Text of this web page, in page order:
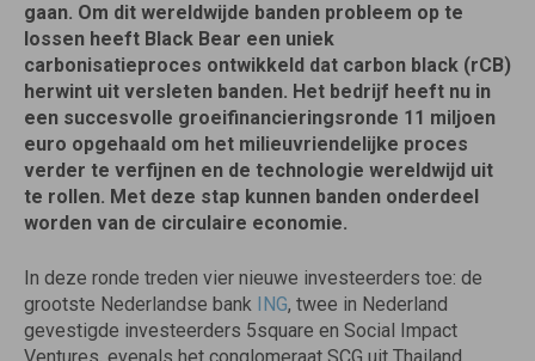
gaan. Om dit wereldwijde banden probleem op te
lossen heeft Black Bear een uniek
carbonisatieproces ontwikkeld dat carbon black (rCB)
herwint uit versleten banden. Het bedrijf heeft nu in
een succesvolle groeifinancieringsronde 11 miljoen
euro opgehaald om het milieuvriendelijke proces
verder te verfijnen en de technologie wereldwijd uit
te rollen. Met deze stap kunnen banden onderdeel
worden van de circulaire economie.
In deze ronde treden vier nieuwe investeerders toe: de
grootste Nederlandse bank ING, twee in Nederland
gevestigde investeerders 5square en Social Impact